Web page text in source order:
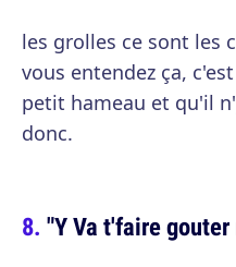
les grolles ce sont les
vous entendez ça,
petit hameau et qu'il
donc.
"Y Va t'faire